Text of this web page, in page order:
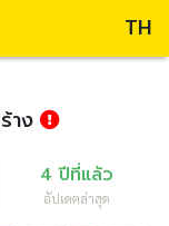
TH
าง
4 ปีที่แล้ว
อัปเดตล่าสุด